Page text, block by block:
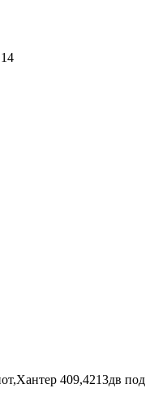
409,4213дв под